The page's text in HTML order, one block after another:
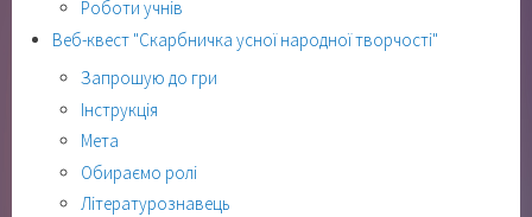
Роботи учнів
Веб-квест "Скарбничка усної народної творчості"
Запрошую до гри
Інструкція
Мета
Обираємо ролі
Літературознавець